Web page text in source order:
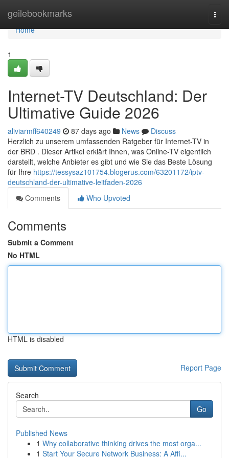
geilebookmarks
Home
Home
1
Internet-TV Deutschland: Der
Ultimative Guide 2026
aliviarmff640249 87 days ago News
Discuss
Herzlich zu unserem umfassenden Ratgeber für Internet-TV in
der BRD . Dieser Artikel erklärt Ihnen, was Online-TV eigentlich
darstellt, welche Anbieter es gibt und wie Sie das Beste Lösung
für Ihre https://tessysaz101754.blogerus.com/63201172/iptv-
deutschland-der-ultimative-leitfaden-2026
Comments
Who Upvoted
Comments
Submit a Comment
No HTML
HTML is disabled
Report Page
Search
Go
Published News
1 Why collaborative thinking drives the most orga...
1 Start Your Secure Network Business: A Affi...